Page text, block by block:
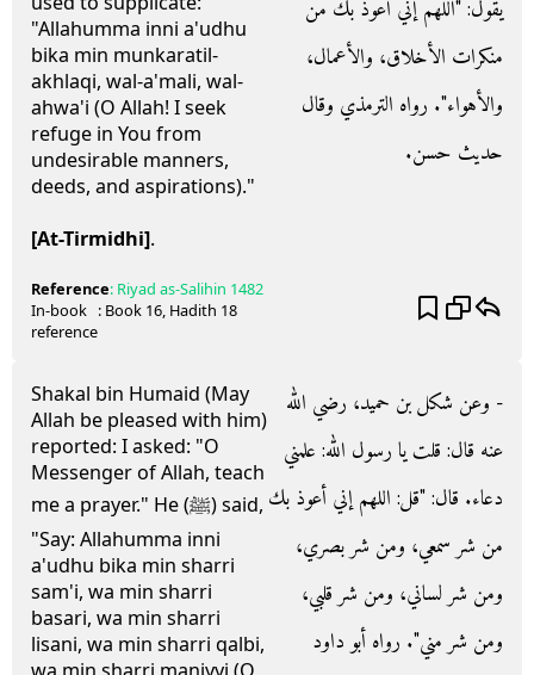
"Allahumma inni a'udhu
bika min munkaratil-
akhlaqi, wal-a'mali, wal-
ahwa'i (O Allah! I seek
refuge in You from
undesirable manners,
deeds, and aspirations)."
[At-Tirmidhi].
يقول‏:‏ ‏"‏اللهم إني أعوذ بك من
منكرات الأخلاق، والأعمال،
والأهواء‏"‏‏.‏ رواه الترمذي وقال
حديث حسن‏.‏
Reference: Riyad as-Salihin 1482
In-book
reference
: Book 16, Hadith 18
Shakal bin Humaid (May
Allah be pleased with him)
reported: I asked: "O
Messenger of Allah, teach
me a prayer." He (ﷺ) said,
"Say: Allahumma inni
a'udhu bika min sharri
sam'i, wa min sharri
basari, wa min sharri
lisani, wa min sharri qalbi,
- وعن شكل بن حميد، رضي الله
عنه قال‏:‏ قلت يا رسول الله‏:‏ علمني
دعاء‏.‏ قال‏:‏ ‏"‏قل‏:‏ اللهم إني أعوذ بك
من شر سمعي، ومن شر بصري،
ومن شر لساني، ومن شر قلبي،
ومن شر مني‏"‏‏.‏ رواه أبو داود